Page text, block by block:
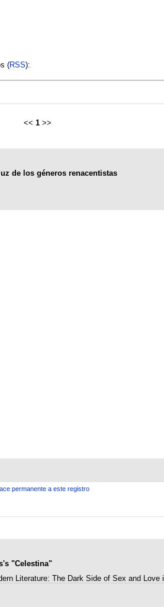
(RSS):
<< 1 >>
de los géneros renacentistas
permanente a este registro
"Celestina"
Literature: The Dark Side of Sex and Love